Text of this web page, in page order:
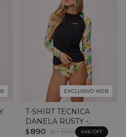
EXCLUSIVO WEB
T-SHIRT TECNICA
DANELA RUSTY -
Estampado
$ 890 $ 1.590 44